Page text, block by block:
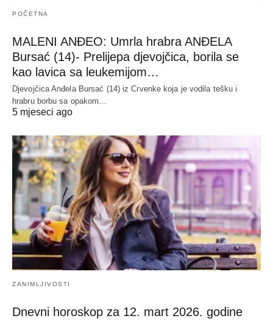
POČETNA
MALENI ANĐEO: Umrla hrabra ANĐELA
Bursać (14)- Prelijepa djevojčica, borila se
kao lavica sa leukemijom…
Djevojčica Anđela Bursać (14) iz Crvenke koja je vodila tešku i
hrabru borbu sa opakom…
5 mjeseci ago
ZANIMLJIVOSTI
Dnevni horoskop za 12. mart 2026. godine